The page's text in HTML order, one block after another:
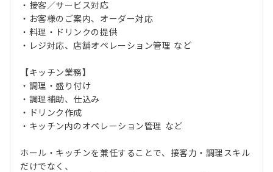
・接客／サービス対応
・お客様のご案内、オーダー対応
・料理・ドリンクの提供
・レジ対応、店舗オペレーション管理 など
【キッチン業務】
・調理・盛り付け
・調理補助、仕込み
・ドリンク作成
・キッチン内のオペレーション管理 など
ホール・キッチンを兼任することで、接客力・調理スキル
だけでなく、